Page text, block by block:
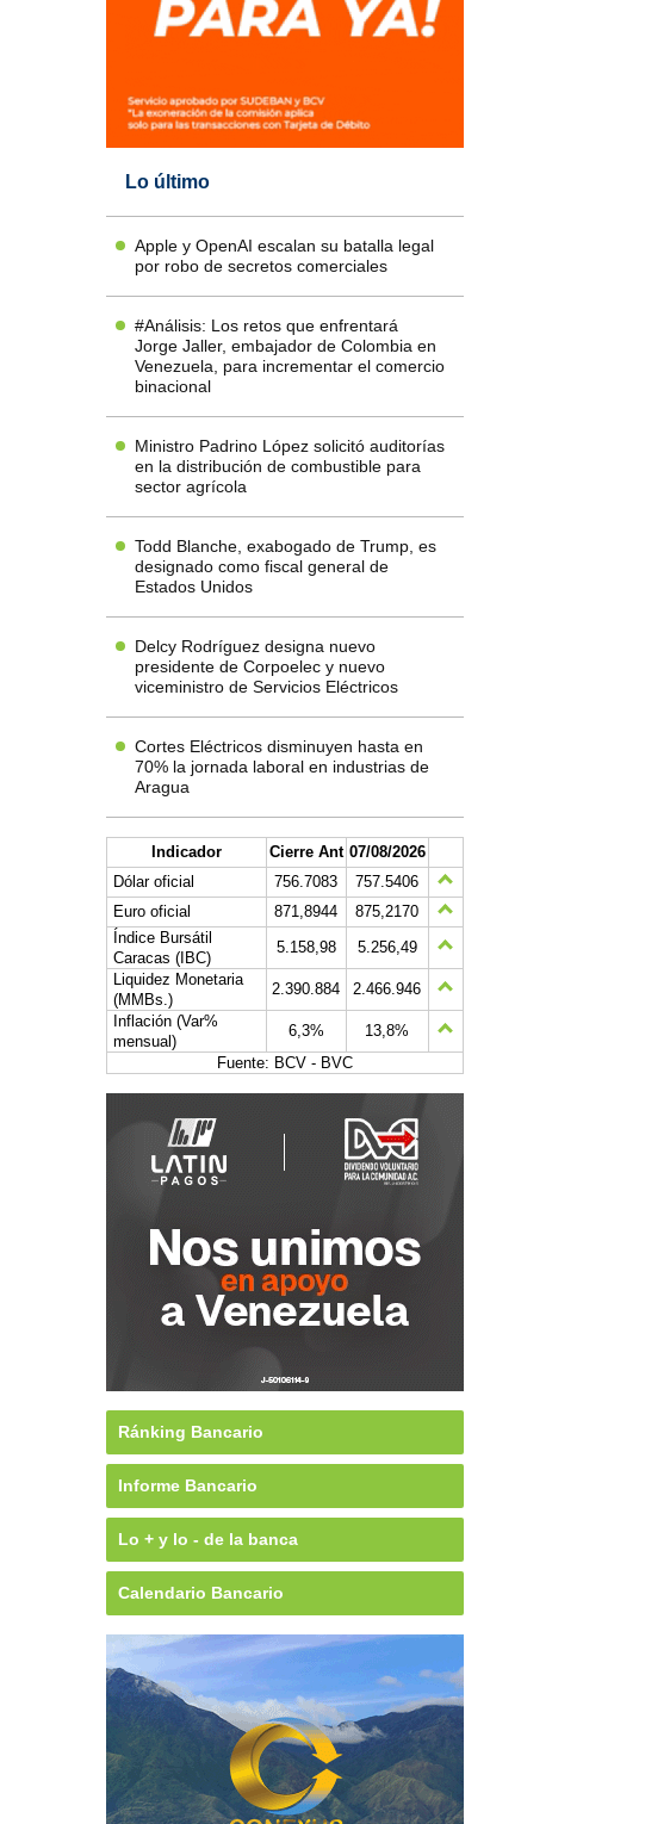
Lo último
Apple y OpenAI escalan su batalla legal
por robo de secretos comerciales
#Análisis: Los retos que enfrentará
Jorge Jaller, embajador de Colombia en
Venezuela, para incrementar el comercio
binacional
Ministro Padrino López solicitó auditorías
en la distribución de combustible para
sector agrícola
Todd Blanche, exabogado de Trump, es
designado como fiscal general de
Estados Unidos
Delcy Rodríguez designa nuevo
presidente de Corpoelec y nuevo
viceministro de Servicios Eléctricos
Cortes Eléctricos disminuyen hasta en
70% la jornada laboral en industrias de
Aragua
Indicador Cierre Ant 07/08/2026
Dólar oficial
756.7083
757.5406
Euro oficial
871,8944
875,2170
Índice Bursátil
Caracas (IBC)
5.158,98
5.256,49
Liquidez Monetaria
(MMBs.)
2.390.884
2.466.946
Inflación (Var%
mensual)
6,3%
13,8%
Fuente: BCV - BVC
Ránking Bancario
Informe Bancario
Lo + y lo - de la banca
Calendario Bancario